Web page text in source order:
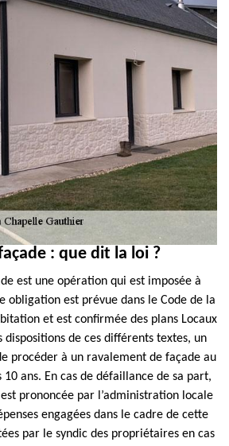
: que dit la loi ?
est une opération qui est imposée à
obligation est prévue dans le Code de la
et est confirmée des plans Locaux
dispositions de ces différents textes, un
procéder à un ravalement de façade au
ans. En cas de défaillance de sa part,
prononcée par l’administration locale
engagées dans le cadre de cette
par le syndic des propriétaires en cas